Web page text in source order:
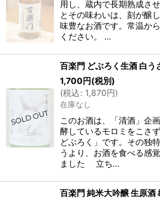
用し、蔵内で長期熟成さ
とその味わいは、刻が醸
味豊なお酒です。常温か
ください。 …
百楽門 どぶろく生酒 白
1,700円(税別)
(税込: 1,870円)
在庫なし
このお酒は、「清酒」企
酵しているモロミをこさ
どぶろく」です。その独
うより、お酒を食べる感
ました 立ち…
百楽門 純米大吟醸 生原酒